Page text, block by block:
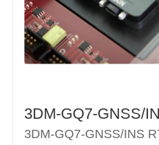
3DM-GQ7-GNSS/